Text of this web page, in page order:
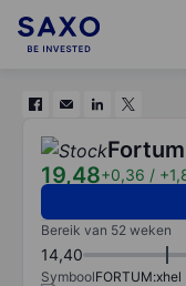
19,48+0,36 /
Bereik van 52 weken
14,40
SymboolFORTUM:xhel